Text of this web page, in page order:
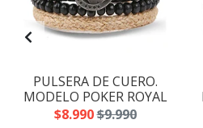
PULSERA DE CUERO.
MODELO POKER ROYAL
$8.990$9.990